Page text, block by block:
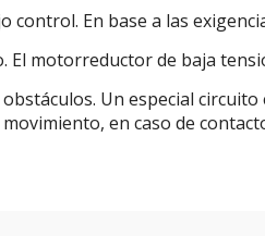
control. En base a las
El motorreductor de baja
obstáculos. Un especial
en caso de